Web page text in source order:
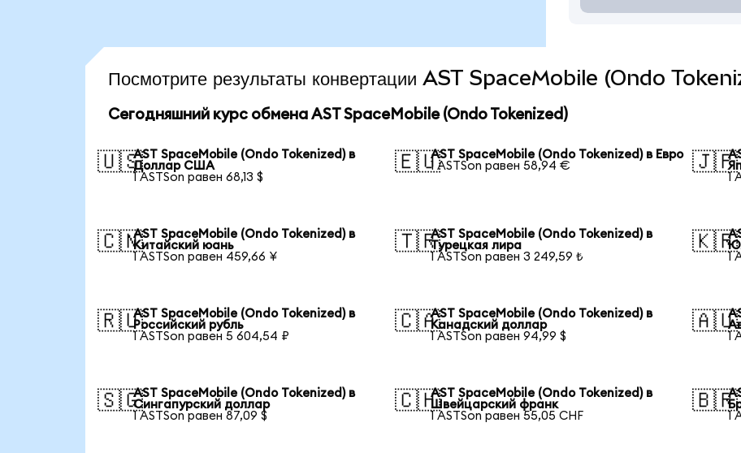
Посмотрите результаты конвертации AST SpaceMobile (Ondo
Сегодняшний курс обмена AST SpaceMobile (Ondo Tokenized)
🇺🇸AST SpaceMobile (Ondo Tokenized) в
Доллар США
1 ASTSon равен 68,13 $
🇪🇺AST SpaceMobile (Ondo Tokenized) в Евро
1 ASTSon равен 58,94 €
🇯🇵
1
🇨🇳AST SpaceMobile (Ondo Tokenized) в
Китайский юань
1 ASTSon равен 459,66 ¥
🇹🇷AST SpaceMobile (Ondo Tokenized) в
Турецкая лира
1 ASTSon равен 3 249,59 ₺
🇰🇷
1
🇷🇺AST SpaceMobile (Ondo Tokenized) в
Российский рубль
1 ASTSon равен 5 604,54 ₽
🇨🇦AST SpaceMobile (Ondo Tokenized) в
Канадский доллар
1 ASTSon равен 94,99 $
🇦🇺
1
🇸🇬AST SpaceMobile (Ondo Tokenized) в
Сингапурский доллар
1 ASTSon равен 87,09 $
🇨🇭AST SpaceMobile (Ondo Tokenized) в
Швейцарский франк
1 ASTSon равен 55,05 CHF
🇧🇷
1